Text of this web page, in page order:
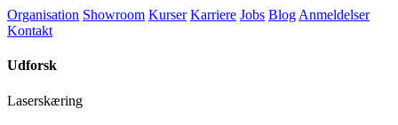
Organisation Showroom Kurser Karriere Jobs Blog Anmeldelser
Kontakt
Udforsk
Laserskæring